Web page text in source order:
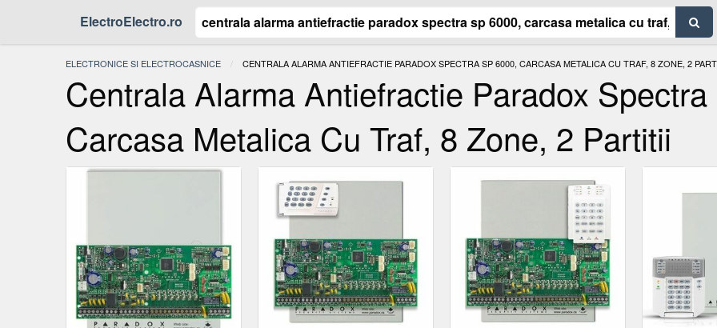
ElectroElectro.ro
ELECTRONICE SI ELECTROCASNICE ACTUAL:
CENTRALA ALARMA ANTIEFRACTIE PARADOX SPECTRA SP 6000, CARCASA METALICA CU TRAF, 8 ZONE, 2
Centrala Alarma Antiefractie Paradox
Carcasa Metalica Cu Traf, 8 Zone, 2 Partitii